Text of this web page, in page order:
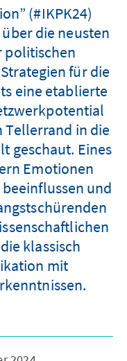
(#IKPK24)
die neusten
politischen
für die
eine etablierte
Tellerrand in die
geschaut. Eines
Emotionen
und
klassisch
mit